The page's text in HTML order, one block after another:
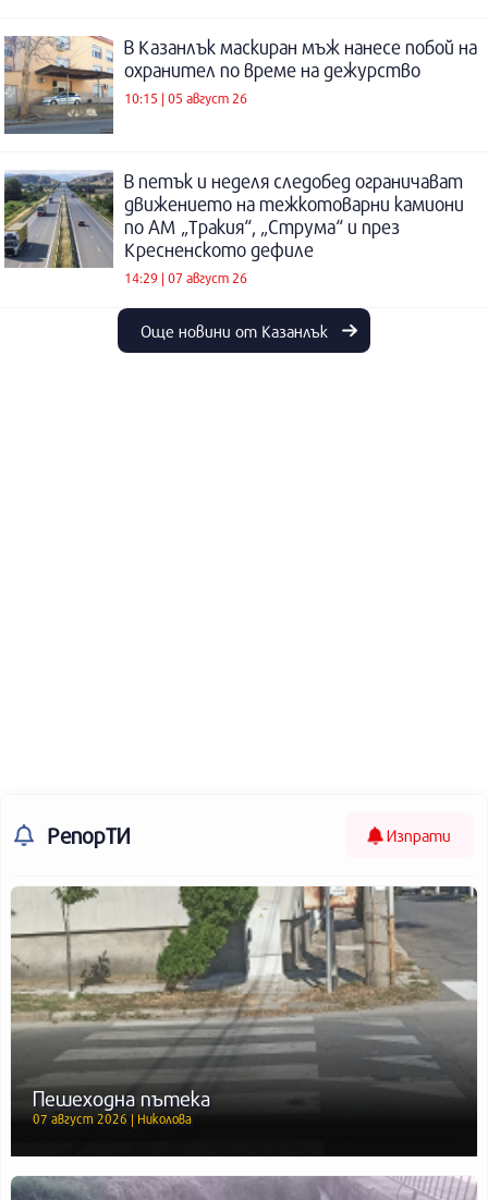
В Казанлък маскиран мъж нанесе побой на
охранител по време на дежурство
10:15 | 05 август 26
В петък и неделя следобед ограничават
движението на тежкотоварни камиони
по АМ „Тракия“, „Струма“ и през
Кресненското дефиле
14:29 | 07 август 26
Още новини от Казанлък
РепорТИ Изпрати
Пешеходна пътека
07 август 2026 | Николова